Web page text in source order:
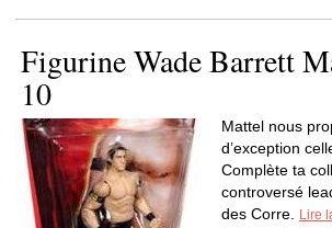
Figurine Wade Barrett
10
Mattel nous
d’exception
Complète ta
controversé
des Corre.
Lire